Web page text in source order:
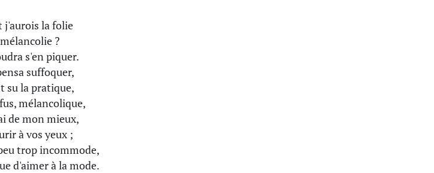
j'aurois la folie
?
s'en piquer.
suffoquer,
su la pratique,
mélancolique,
de mon mieux,
à vos yeux ;
trop incommode,
d'aimer à la mode.